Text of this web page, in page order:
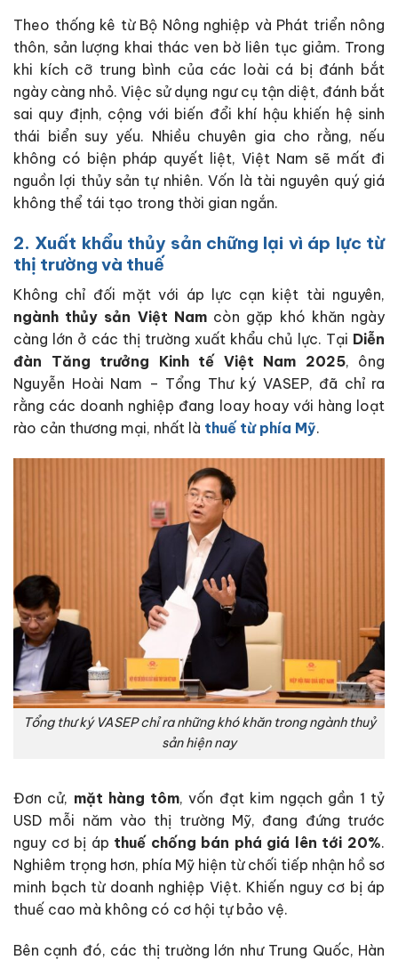
Theo thống kê từ Bộ Nông nghiệp và Phát triển nông
thôn, sản lượng khai thác ven bờ liên tục giảm. Trong
khi kích cỡ trung bình của các loài cá bị đánh bắt
ngày càng nhỏ. Việc sử dụng ngư cụ tận diệt, đánh bắt
sai quy định, cộng với biến đổi khí hậu khiến hệ sinh
thái biển suy yếu. Nhiều chuyên gia cho rằng, nếu
không có biện pháp quyết liệt, Việt Nam sẽ mất đi
nguồn lợi thủy sản tự nhiên. Vốn là tài nguyên quý giá
không thể tái tạo trong thời gian ngắn.
2. Xuất khẩu thủy sản chững lại vì áp lực từ
thị trường và thuế
Không chỉ đối mặt với áp lực cạn kiệt tài nguyên,
ngành thủy sản Việt Namcòn gặp khó khăn ngày
càng lớn ở các thị trường xuất khẩu chủ lực. Tại Diễn
đàn Tăng trưởng Kinh tế Việt Nam 2025, ông
Nguyễn Hoài Nam – Tổng Thư ký VASEP, đã chỉ ra
rằng các doanh nghiệp đang loay hoay với hàng loạt
rào cản thương mại, nhất là thuế từ phía Mỹ.
Tổng thư ký VASEP chỉ ra những khó khăn trong ngành thuỷ
sản hiện nay
Đơn cử, mặt hàng tôm, vốn đạt kim ngạch gần 1 tỷ
USD mỗi năm vào thị trường Mỹ, đang đứng trước
nguy cơ bị áp thuế chống bán phá giá lên tới 20%.
Nghiêm trọng hơn, phía Mỹ hiện từ chối tiếp nhận hồ sơ
minh bạch từ doanh nghiệp Việt. Khiến nguy cơ bị áp
thuế cao mà không có cơ hội tự bảo vệ.
Bên cạnh đó, các thị trường lớn như Trung Quốc, Hàn